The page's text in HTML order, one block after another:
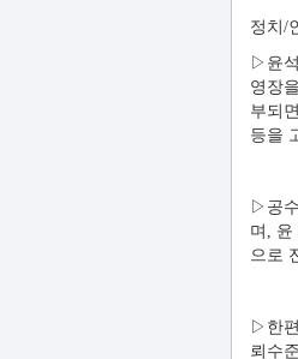
정치/
▷윤
영장
부되
등을
▷공
며, 윤
으로
▷한
뢰수